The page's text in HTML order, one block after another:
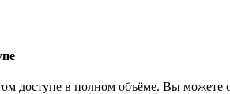
доступе в полном объёме. Вы